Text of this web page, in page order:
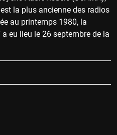
la plus ancienne des radios
au printemps 1980, la
eu lieu le 26 septembre de la